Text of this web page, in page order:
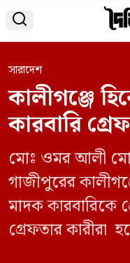

সারাদেশ
কালীগঞ্জে
কারবারি
মোঃ ওমর আলী
গাজীপুরের
মাদক কারবারিকে
গ্রেফতার কারীরা